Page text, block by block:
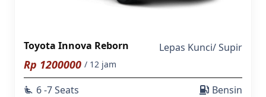
Toyota Innova Reborn Lepas Kunci/Supir
Rp 1200000 / 12 jam
airline_seat_recline_extra 6 -7 Seats
Bensin